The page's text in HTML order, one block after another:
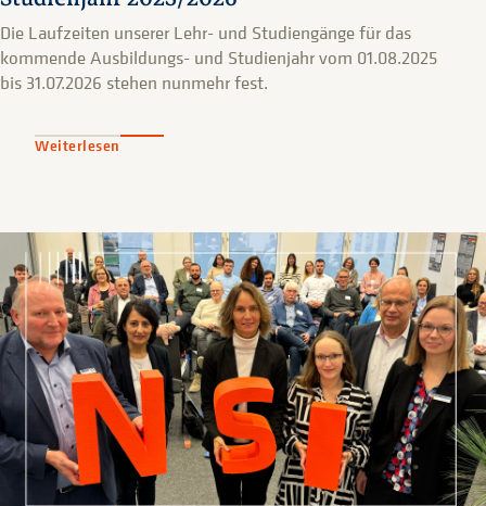
Die Laufzeiten unserer Lehr- und Studiengänge für das
kommende Ausbildungs- und Studienjahr vom 01.08.2025
bis 31.07.2026 stehen nunmehr fest.
Weiterlesen